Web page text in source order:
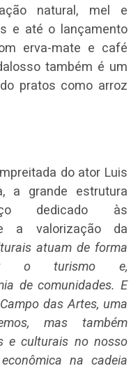
natural, mel e
e até o lançamento
erva-mate e café
também é um
pratos como arroz
do ator Luis
a grande estrutura
dedicado às
a valorização da
atuam de forma
o turismo e,
de comunidades. E
das Artes, uma
mas também
e culturais no nosso
na cadeia